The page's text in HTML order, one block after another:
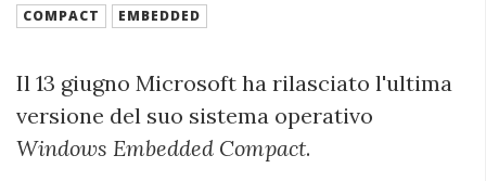
COMPACT EMBEDDED
Il 13 giugno Microsoft ha rilasciato l'ultima
versione del suo sistema operativo
Windows Embedded Compact.